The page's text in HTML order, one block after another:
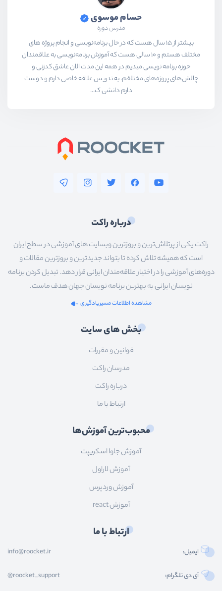
حسام موسوی
مدرس دوره
بیشتر از ۱۵ سال هست که در حال برنامه‌نویسی و انجام پروژه های
مختلف هستم و ۱۰ سالی هست که آموزش برنامه‌نویسی به علاقمندان
حوزه برنامه نویسی میدیم در همه این مدت الان عاشق کدزنی و
چالش‌های پروژه‌های مختلفم. به تدریس علاقه خاصی دارم و دوست
دارم دانشی ک...
درباره راکت
راکت یکی از پرتلاش‌ترین و بروزترین وبسایت های آموزشی در سطح ایران
است که همیشه تلاش کرده تا بتواند جدیدترین و بروزترین مقالات و
دوره‌های آموزشی را در اختیار علاقه‌مندان ایرانی قرار دهد. تبدیل کردن برنامه
نویسان ایرانی به بهترین برنامه نویسان جهان هدف ماست.
مشاهده اطلاعات مسیریادگیری
بخش های سایت
قوانین و مقررات
مدرسان راکت
درباره راکت
ارتباط با ما
محبوب‌ترین آموزش‌ها
آموزش جاوا اسکریپت
آموزش لاراول
آموزش وردپرس
آموزش react
ارتباط با ما
ایمیل: info@roocket.ir
آی دی تلگرام: @roocket_support